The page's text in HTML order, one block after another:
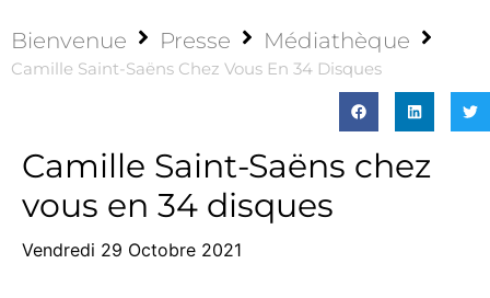
Bienvenue Presse Médiathèque
Camille Saint-Saëns Chez Vous En 34 Disques
Camille Saint-Saëns chez
vous en 34 disques
Vendredi 29 Octobre 2021